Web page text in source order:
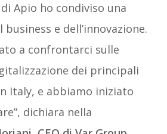
Apio ho condiviso una
e dell’innovazione.
a confrontarci sulle
dei principali
Italy, e abbiamo iniziato
dichiara nella